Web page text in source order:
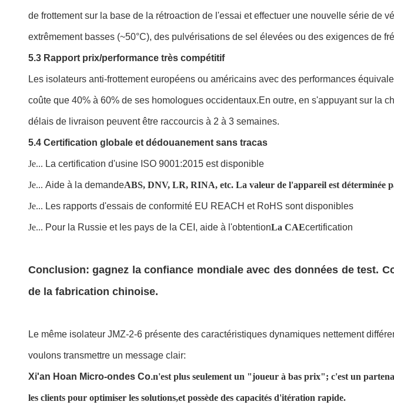
de frottement sur la base de la rétroaction de l'essai et effectuer une nouvelle série de
extrêmement basses (~50°C), des pulvérisations de sel élevées ou des exigences de
5.3 Rapport prix/performance très compétitif
Les isolateurs anti-frottement européens ou américains avec des performances
coûte que 40% à 60% de ses homologues occidentaux.En outre, en s'appuyant sur la
délais de livraison peuvent être raccourcis à 2 à 3 semaines.
5.4 Certification globale et dédouanement sans tracas
Je... La certification d'usine ISO 9001:2015 est disponible
Je... Aide à la demandeABS, DNV, LR, RINA, etc. La valeur de l'appareil est déterminée
Je... Les rapports d'essais de conformité EU REACH et RoHS sont disponibles
Je... Pour la Russie et les pays de la CEI, aide à l'obtentionLa CAEcertification
Conclusion: gagnez la confiance mondiale avec des données de test.
de la fabrication chinoise.
Le même isolateur JMZ-2-6 présente des caractéristiques dynamiques nettement
voulons transmettre un message clair:
Xi'an Hoan Micro-ondes Co.n'est plus seulement un "joueur à bas prix"; c'est un
les clients pour optimiser les solutions,et possède des capacités d'itération rapide.